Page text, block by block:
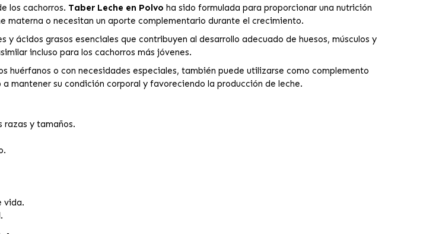
los cachorros. Taber Leche en Polvo ha sido formulada para proporcionar una nutrición
materna o necesitan un aporte complementario durante el crecimiento.
ácidos grasos esenciales que contribuyen al desarrollo adecuado de huesos, músculos y
incluso para los cachorros más jóvenes.
huérfanos o con necesidades especiales, también puede utilizarse como complemento
a mantener su condición corporal y favoreciendo la producción de leche.
razas y tamaños.
vida.